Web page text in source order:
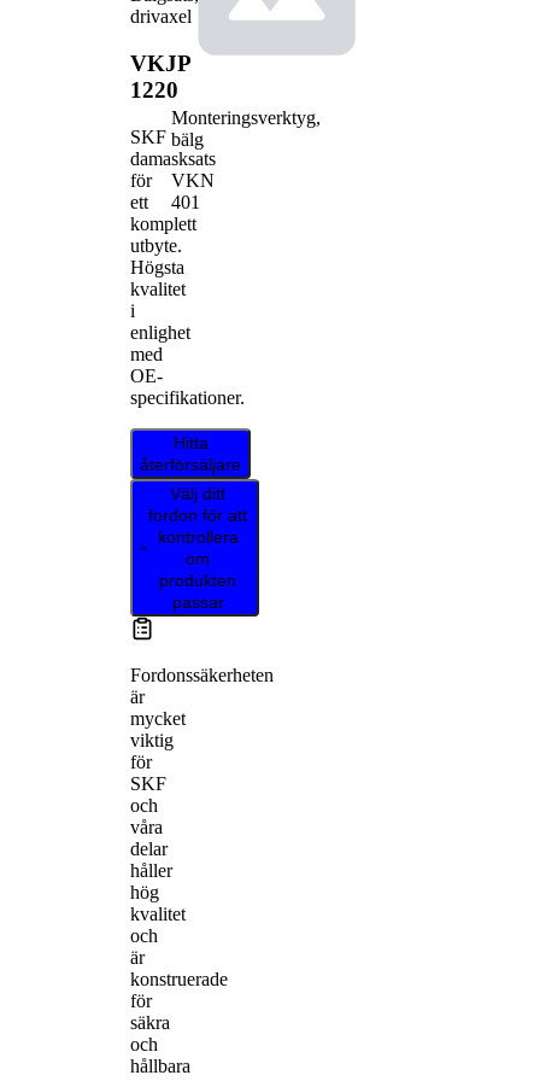
drivaxel
VKJP
1220
SKF
damasksats
för
ett
komplett
utbyte.
Högsta
kvalitet
i
enlighet
med
OE-
specifikationer.
Hitta
återförsäljare
Välj ditt
fordon för att
kontrollera
om
produkten
passar
Fordonssäkerheten
är
mycket
viktig
för
SKF
och
våra
delar
håller
hög
kvalitet
och
är
konstruerade
för
säkra
och
hållbara
Monteringsverktyg,
bälg
VKN
401